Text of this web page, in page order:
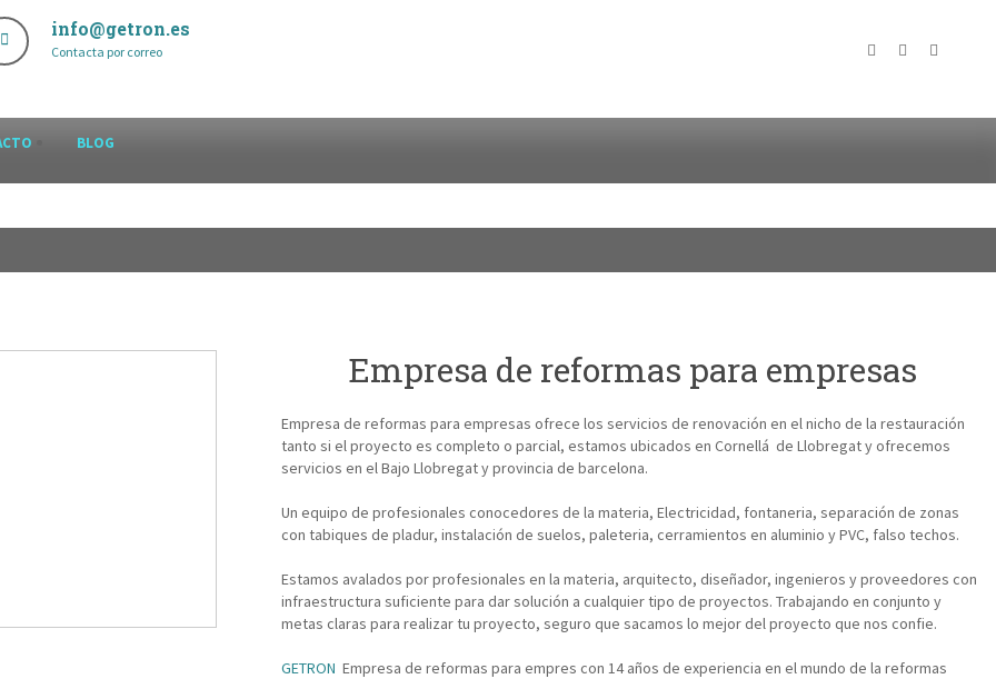
info@getron.es
Contacta por correo
BLOG
Empresa de reformas para empresas
Empresa de reformas para empresas ofrece los servicios de renovación en el nicho de la restauración
tanto si el proyecto es completo o parcial, estamos ubicados en Cornellá de Llobregat y ofrecemos
servicios en el Bajo Llobregat y provincia de barcelona.
Un equipo de profesionales conocedores de la materia, Electricidad, fontaneria, separación de zonas
con tabiques de pladur, instalación de suelos, paleteria, cerramientos en aluminio y PVC, falso techos.
Estamos avalados por profesionales en la materia, arquitecto, diseñador, ingenieros y proveedores con
infraestructura suficiente para dar solución a cualquier tipo de proyectos. Trabajando en conjunto y
metas claras para realizar tu proyecto, seguro que sacamos lo mejor del proyecto que nos confie.
GETRON Empresa de reformas para empres con 14 años de experiencia en el mundo de la reformas